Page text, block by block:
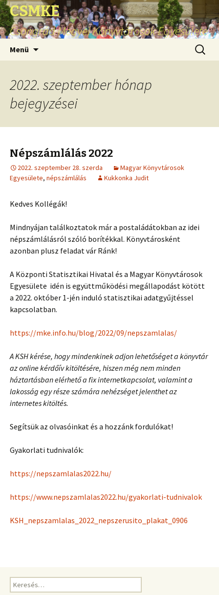
CSMKE
Csongrád Megyei Könyvtárosok Egyesülete
Menü
2022. szeptember hónap
bejegyzései
Népszámlálás 2022
2022. szeptember 28. szerda
Magyar Könyvtárosok
Egyesülete, népszámlálás Kukkonka Judit
Kedves Kollégák!
Mindnyájan találkoztatok már a postaládátokban az idei
népszámlálásról szóló borítékkal. Könyvtárosként
azonban plusz feladat vár Ránk!
A Központi Statisztikai Hivatal és a Magyar Könyvtárosok
Egyesülete idén is együttműködési megállapodást kötött
a 2022. október 1-jén induló statisztikai adatgyűjtéssel
kapcsolatban.
https://mke.info.hu/blog/2022/09/nepszamlalas/
A KSH kérése, hogy mindenkinek adjon lehetőséget a könyvtár
az online kérdőív kitöltésére, hiszen még nem minden
háztartásban elérhető a fix internetkapcsolat, valamint a
lakosság egy része számára nehézséget jelenthet az
internetes kitöltés.
Segítsük az olvasóinkat és a hozzánk fordulókat!
Gyakorlati tudnivalók:
https://nepszamlalas2022.hu/
https://www.nepszamlalas2022.hu/gyakorlati-tudnivalok
KSH_nepszamlalas_2022_nepszerusito_plakat_0906
Keresés: